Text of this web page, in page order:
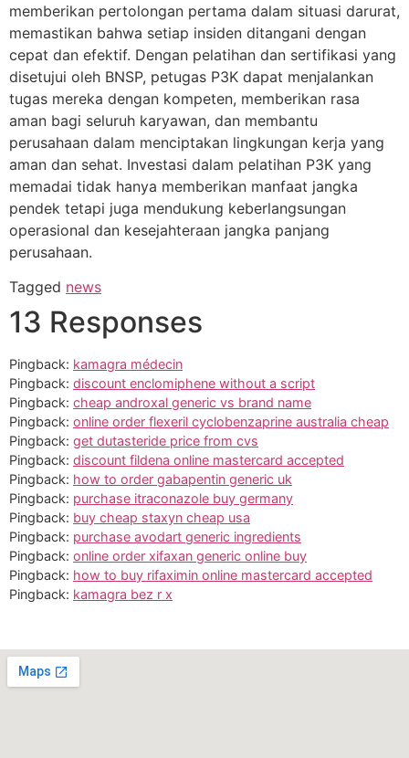
memberikan pertolongan pertama dalam situasi darurat,
memastikan bahwa setiap insiden ditangani dengan
cepat dan efektif. Dengan pelatihan dan sertifikasi yang
disetujui oleh BNSP, petugas P3K dapat menjalankan
tugas mereka dengan kompeten, memberikan rasa
aman bagi seluruh karyawan, dan membantu
perusahaan dalam menciptakan lingkungan kerja yang
aman dan sehat. Investasi dalam pelatihan P3K yang
memadai tidak hanya memberikan manfaat jangka
pendek tetapi juga mendukung keberlangsungan
operasional dan kesejahteraan jangka panjang
perusahaan.
Tagged news
13 Responses
Pingback: kamagra médecin
Pingback: discount enclomiphene without a script
Pingback: cheap androxal generic vs brand name
Pingback: online order flexeril cyclobenzaprine australia cheap
Pingback: get dutasteride price from cvs
Pingback: discount fildena online mastercard accepted
Pingback: how to order gabapentin generic uk
Pingback: purchase itraconazole buy germany
Pingback: buy cheap staxyn cheap usa
Pingback: purchase avodart generic ingredients
Pingback: online order xifaxan generic online buy
Pingback: how to buy rifaximin online mastercard accepted
Pingback: kamagra bez r x